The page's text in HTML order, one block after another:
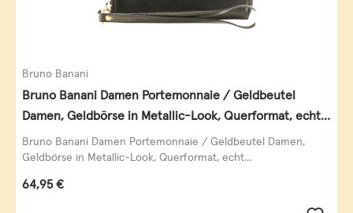
Bruno Banani
Bruno Banani Damen Portemonnaie / Geldbeutel
Damen, Geldbörse in Metallic-Look, Querformat, echt
Leder, schwarz-gold
Bruno Banani Damen Portemonnaie / Geldbeutel Damen,
Geldbörse in Metallic-Look, Querformat, echt...
Regulärer Preis:
64,95 €